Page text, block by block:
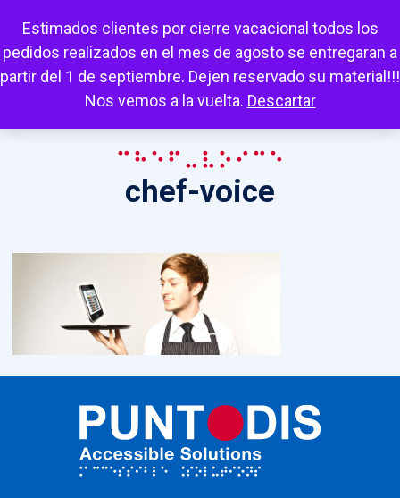
Estimados clientes por cierre vacacional todos los
pedidos realizados en el mes de agosto se entregaran a
partir del 1 de septiembre. Dejen reservado su material!!!
Nos vemos a la vuelta. Descartar
Mi cuenta Carrito Favoritos Escuchar
chef-voice
chef-voice